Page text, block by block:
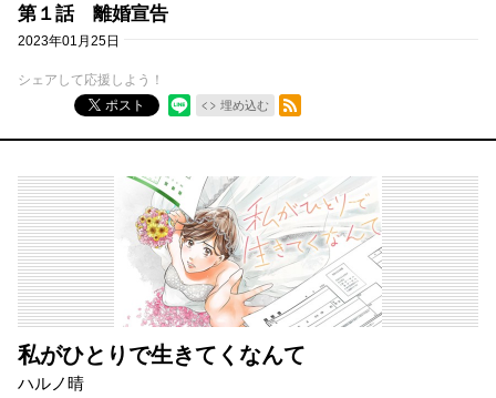
第１話 離婚宣告
2023年01月25日
シェアして応援しよう！
ポスト
埋め込む
RSSフィード
私がひとりで生きてくなんて
ハルノ晴